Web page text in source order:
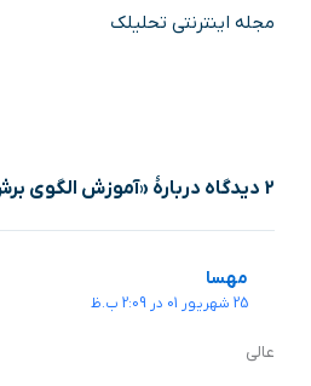
مجله اینترنتی تحلیلک
2 دیدگاه دربارهٔ «آموزش الگوی برش عصایی»
مهسا
25 شهریور 01 در 2:09 ب.ظ
عالی